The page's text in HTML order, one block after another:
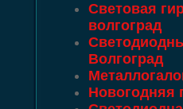
Световая
волгоград
Волгоград
Новогодняя